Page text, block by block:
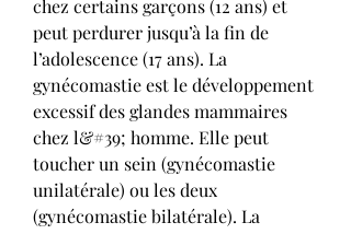
chez certains garçons (12 ans) et
peut perdurer jusqu’à la fin de
l’adolescence (17 ans). La
gynécomastie est le développement
excessif des glandes mammaires
chez l&#39; homme. Elle peut
toucher un sein (gynécomastie
unilatérale) ou les deux
(gynécomastie bilatérale). La